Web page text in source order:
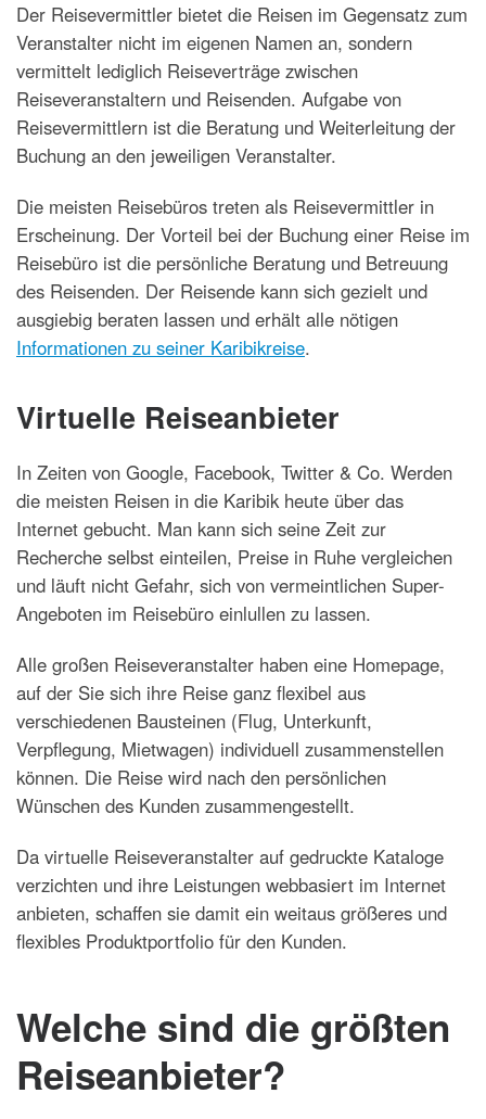
Der Reisevermittler bietet die Reisen im Gegensatz zum
Veranstalter nicht im eigenen Namen an, sondern
vermittelt lediglich Reiseverträge zwischen
Reiseveranstaltern und Reisenden. Aufgabe von
Reisevermittlern ist die Beratung und Weiterleitung der
Buchung an den jeweiligen Veranstalter.
Die meisten Reisebüros treten als Reisevermittler in
Erscheinung. Der Vorteil bei der Buchung einer Reise im
Reisebüro ist die persönliche Beratung und Betreuung
des Reisenden. Der Reisende kann sich gezielt und
ausgiebig beraten lassen und erhält alle nötigen
Informationen zu seiner Karibikreise.
Virtuelle Reiseanbieter
In Zeiten von Google, Facebook, Twitter & Co. Werden
die meisten Reisen in die Karibik heute über das
Internet gebucht. Man kann sich seine Zeit zur
Recherche selbst einteilen, Preise in Ruhe vergleichen
und läuft nicht Gefahr, sich von vermeintlichen Super-
Angeboten im Reisebüro einlullen zu lassen.
Alle großen Reiseveranstalter haben eine Homepage,
auf der Sie sich ihre Reise ganz flexibel aus
verschiedenen Bausteinen (Flug, Unterkunft,
Verpflegung, Mietwagen) individuell zusammenstellen
können. Die Reise wird nach den persönlichen
Wünschen des Kunden zusammengestellt.
Da virtuelle Reiseveranstalter auf gedruckte Kataloge
verzichten und ihre Leistungen webbasiert im Internet
anbieten, schaffen sie damit ein weitaus größeres und
flexibles Produktportfolio für den Kunden.
Welche sind die größten
Reiseanbieter?